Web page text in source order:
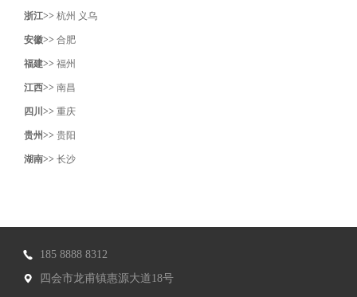
浙江>> 杭州 义乌
安徽>> 合肥
福建>> 福州
江西>> 南昌
四川>> 重庆
贵州>> 贵阳
湖南>> 长沙
185 8888 8312
四会市龙甫镇惠源大道18号